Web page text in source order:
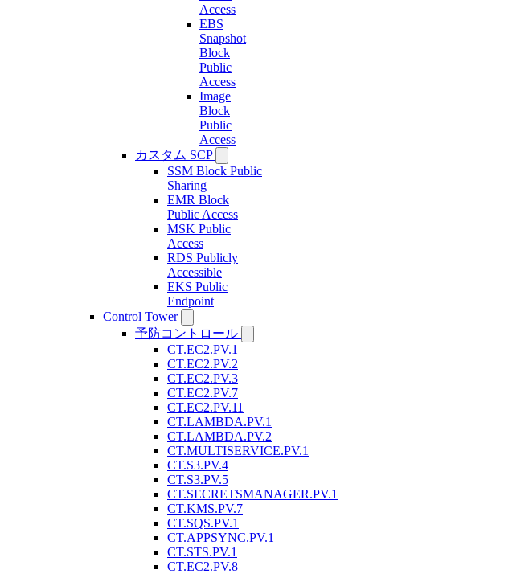
Access
EBS
Snapshot
Block
Public
Access
Image
Block
Public
Access
カスタム SCP
SSM Block Public
Sharing
EMR Block
Public Access
MSK Public
Access
RDS Publicly
Accessible
EKS Public
Endpoint
Control Tower
予防コントロール
CT.EC2.PV.1
CT.EC2.PV.2
CT.EC2.PV.3
CT.EC2.PV.7
CT.EC2.PV.11
CT.LAMBDA.PV.1
CT.LAMBDA.PV.2
CT.MULTISERVICE.PV.1
CT.S3.PV.4
CT.S3.PV.5
CT.SECRETSMANAGER.PV.1
CT.KMS.PV.7
CT.SQS.PV.1
CT.APPSYNC.PV.1
CT.STS.PV.1
CT.EC2.PV.8